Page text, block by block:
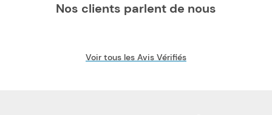
Nos clients parlent de nous
Voir tous les Avis Vérifiés